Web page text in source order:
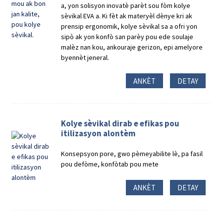
a, yon solisyon inovatè parèt sou fòm kolye
sèvikal EVA a. Ki fèt ak materyèl dènye kri ak
prensip ergonomik, kolye sèvikal sa a ofri yon
sipò ak yon konfò san parèy pou ede soulaje
malèz nan kou, ankouraje gerizon, epi amelyore
byennèt jeneral.
ANKÈT DETAY
Kolye sèvikal dirab e efikas pou
itilizasyon alontèm
Konsepsyon pore, gwo pèmeyabilite lè, pa fasil
pou defòme, konfòtab pou mete
ANKÈT DETAY